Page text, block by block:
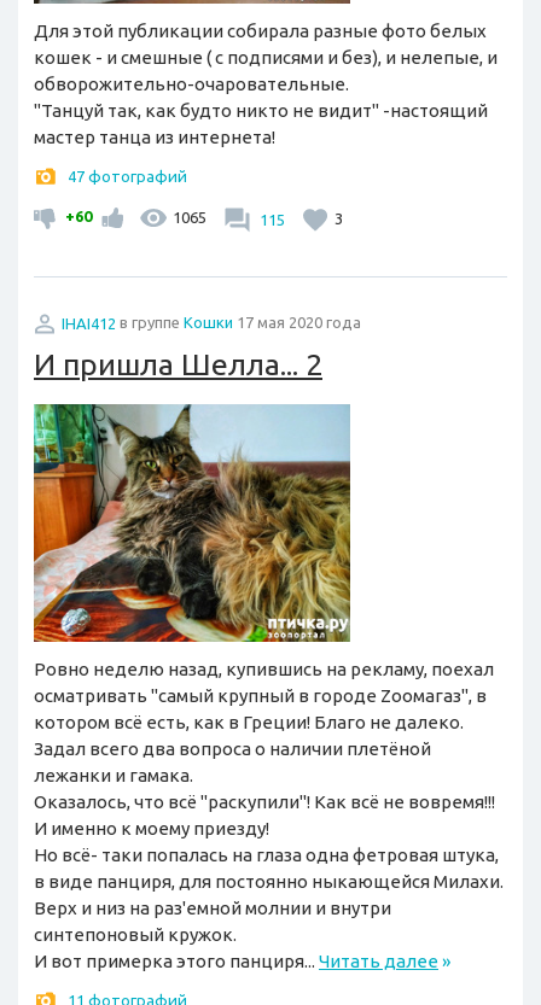
Для этой публикации собирала разные фото белых
кошек - и смешные ( с подписями и без), и нелепые, и
обворожительно-очаровательные.
"Танцуй так, как будто никто не видит" -настоящий
мастер танца из интернета!
47 фотографий
+60 1065 115 3
IHAI412 в группе Кошки 17 мая 2020 года
И пришла Шелла... 2
Ровно неделю назад, купившись на рекламу, поехал
осматривать "самый крупный в городе Zooмагаз", в
котором всё есть, как в Греции! Благо не далеко.
Задал всего два вопроса о наличии плетёной
лежанки и гамака.
Оказалось, что всё "раскупили"! Как всё не вовремя!!!
И именно к моему приезду!
Но всё- таки попалась на глаза одна фетровая штука,
в виде панциря, для постоянно ныкающейся Милахи.
Верх и низ на раз'емной молнии и внутри
синтепоновый кружок.
И вот примерка этого панциря... Читать далее»
11 фотографий